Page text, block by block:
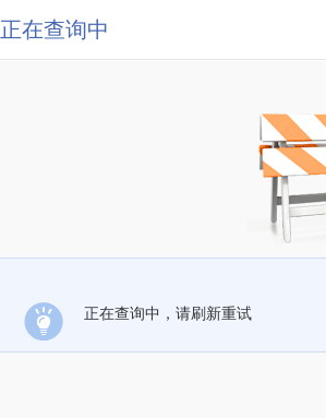
正在查询中
正在查询中，请刷新重试